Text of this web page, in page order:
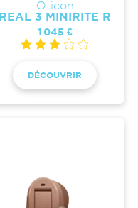
Oticon
REAL 3 MINIRITE R
1 045 €
DÉCOUVRIR